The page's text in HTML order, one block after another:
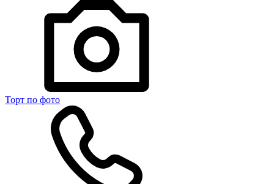
Торт по фото